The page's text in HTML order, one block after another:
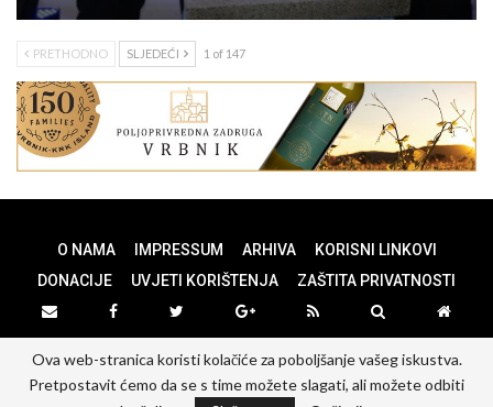
PRETHODNO SLJEDEĆI 1 of 147
O NAMA IMPRESSUM ARHIVA
KORISNI LINKOVI
DONACIJE
UVJETI KORIŠTENJA ZAŠTITA PRIVATNOSTI
© 2026 - PANOPTICUM. All Rights Reserved.
Website Design:PANOPTICUM
Ova web-stranica koristi kolačiće za poboljšanje vašeg iskustva.
Pretpostavit ćemo da se s time možete slagati, ali možete odbiti